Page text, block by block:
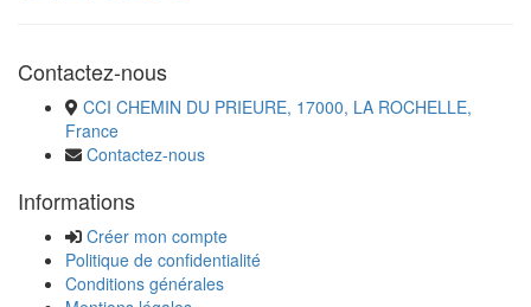
Contactez-nous
CCI CHEMIN DU PRIEURE, 17000, LA ROCHELLE,
France
Contactez-nous
Informations
Créer mon compte
Politique de confidentialité
Conditions générales